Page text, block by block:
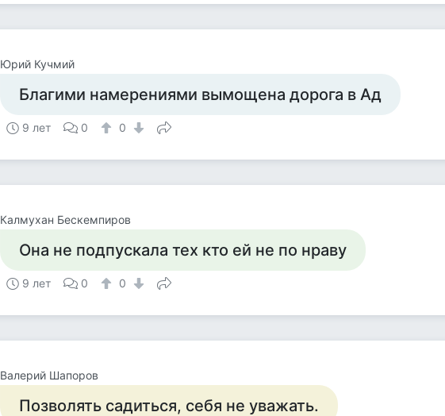
Юрий Кучмий
Благими намерениями вымощена дорога в Ад
9 лет 0 0
Калмухан Бескемпиров
Она не подпускала тех кто ей не по нраву
9 лет 0 0
Валерий Шапоров
Позволять садиться, себя не уважать.